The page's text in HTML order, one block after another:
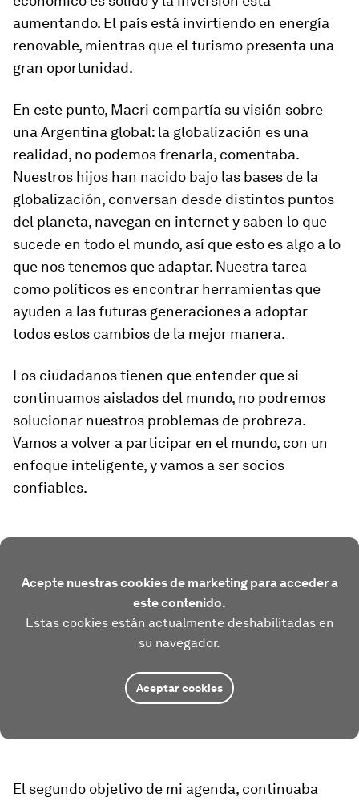
aumentando. El país está invirtiendo en energía
renovable, mientras que el turismo presenta una
gran oportunidad.
En este punto, Macri compartía su visión sobre
una Argentina global: la globalización es una
realidad, no podemos frenarla, comentaba.
Nuestros hijos han nacido bajo las bases de la
globalización, conversan desde distintos puntos
del planeta, navegan en internet y saben lo que
sucede en todo el mundo, así que esto es algo a lo
que nos tenemos que adaptar. Nuestra tarea
como políticos es encontrar herramientas que
ayuden a las futuras generaciones a adoptar
todos estos cambios de la mejor manera.
Los ciudadanos tienen que entender que si
continuamos aislados del mundo, no podremos
solucionar nuestros problemas de probreza.
Vamos a volver a participar en el mundo, con un
enfoque inteligente, y vamos a ser socios
confiables.
Acepte nuestras cookies de marketing para acceder a
este contenido.
Estas cookies están actualmente deshabilitadas en
su navegador.
Aceptar cookies
El segundo objetivo de mi agenda, continuaba